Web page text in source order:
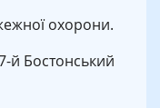
охорони.
й Бостонський